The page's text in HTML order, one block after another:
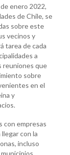
enero 2022,
de Chile, se
sobre este
vecinos y
tarea de cada
a
reuniones que
sobre
en el
y
con empresas
con la
incluso